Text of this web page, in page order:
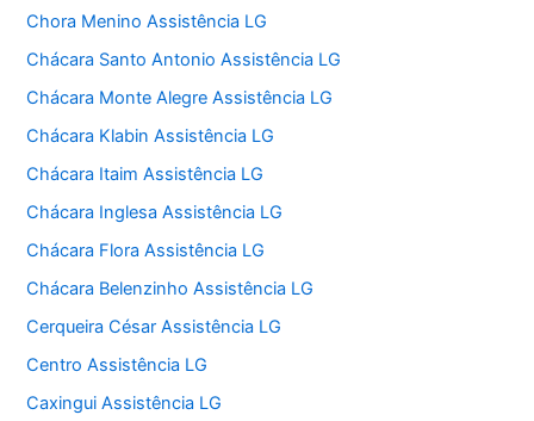
Chora Menino Assistência LG
Chácara Santo Antonio Assistência LG
Chácara Monte Alegre Assistência LG
Chácara Klabin Assistência LG
Chácara Itaim Assistência LG
Chácara Inglesa Assistência LG
Chácara Flora Assistência LG
Chácara Belenzinho Assistência LG
Cerqueira César Assistência LG
Centro Assistência LG
Caxingui Assistência LG